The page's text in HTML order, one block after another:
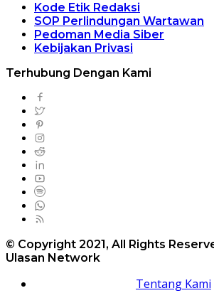
Kode Etik Redaksi
SOP Perlindungan Wartawan
Pedoman Media Siber
Kebijakan Privasi
Terhubung Dengan Kami
© Copyright 2021, All Rights
Ulasan Network
Tentang Kami